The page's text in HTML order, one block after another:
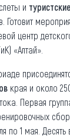
и
Готовит
центр
«Алтай».
края и около
Первая
по 1 мая. Десять